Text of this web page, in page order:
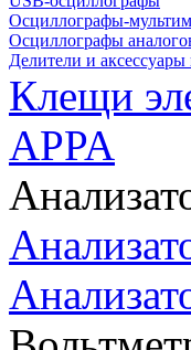
Осциллографы-
Осциллографы
Делители и
Клещи
APPA